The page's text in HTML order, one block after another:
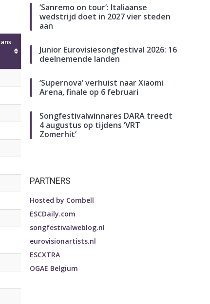
‘Sanremo on tour’: Italiaanse
wedstrijd doet in 2027 vier steden
aan
Junior Eurovisiesongfestival 2026: 16
deelnemende landen
‘Supernova’ verhuist naar Xiaomi
Arena, finale op 6 februari
Songfestivalwinnares DARA treedt
4 augustus op tijdens ‘VRT
Zomerhit’
PARTNERS
Hosted by Combell
ESCDaily.com
songfestivalweblog.nl
eurovisionartists.nl
ESCXTRA
OGAE Belgium